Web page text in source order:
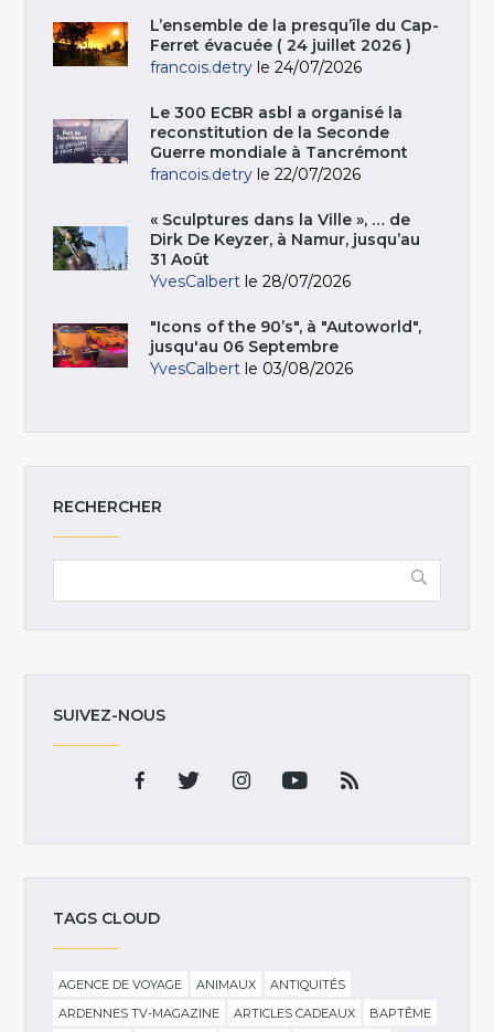
L’ensemble de la presqu’île du Cap-
Ferret évacuée ( 24 juillet 2026 )
francois.detry le 24/07/2026
Le 300 ECBR asbl a organisé la
reconstitution de la Seconde
Guerre mondiale à Tancrémont
francois.detry le 22/07/2026
« Sculptures dans la Ville », … de
Dirk De Keyzer, à Namur, jusqu’au
31 Août
YvesCalbert le 28/07/2026
"Icons of the 90’s", à "Autoworld",
jusqu'au 06 Septembre
YvesCalbert le 03/08/2026
RECHERCHER
SUIVEZ-NOUS
TAGS CLOUD
AGENCE DE VOYAGE ANIMAUX
ANTIQUITÉS
ARDENNES TV-MAGAZINE
ARTICLES CADEAUX
BAPTÊME